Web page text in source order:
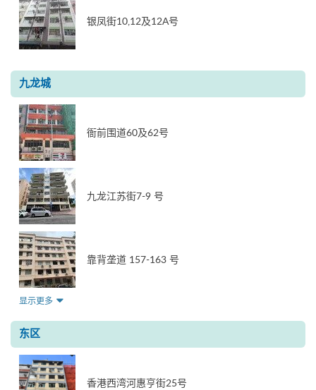
银凤街10,12及12A号
九龙城
衙前围道60及62号
九龙江苏街7-9 号
靠背垄道 157-163 号
显示更多
东区
香港西湾河惠亨街25号